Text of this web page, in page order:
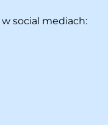
social mediach: